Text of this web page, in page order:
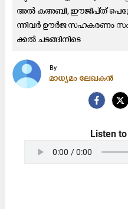
അ​ൽ ക​അ​ബി, ഈ​ജി​പ്ത്
ന്നി​വ​ർ ഊ​ർ​ജ സ​ഹ​ക​ര​ണം
ക്ക​ൽ ച​ട​ങ്ങി​നി​ടെ
By
മാധ്യമം ലേഖകൻ
Listen